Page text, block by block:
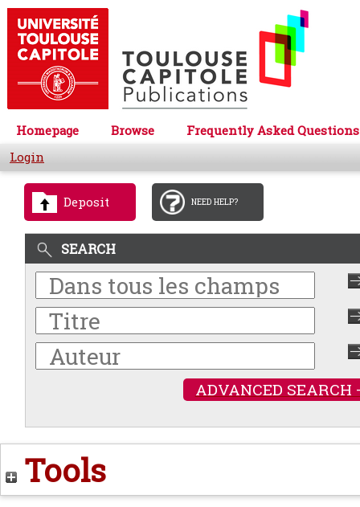
Homepage Browse
Frequently Asked Questions
Login
Deposit NEED HELP?
SEARCH
ADVANCED SEARCH
Tools